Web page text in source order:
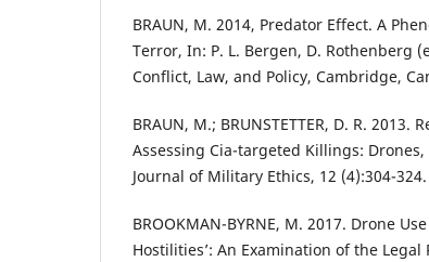
BRAUN, M. 2014, Predator Effect. A
Terror, In: P. L. Bergen, D. Rothenberg
Conflict, Law, and Policy, Cambridge,
BRAUN, M.; BRUNSTETTER, D. R.
Assessing Cia-targeted Killings: Drones,
Journal of Military Ethics, 12 (4):304-324.
BROOKMAN-BYRNE, M. 2017. Drone
Hostilities’: An Examination of the